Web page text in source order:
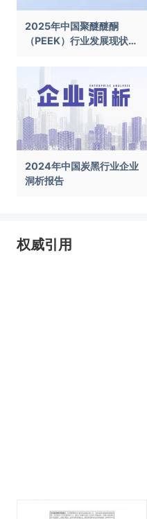
2025年中国聚醚醚酮
（PEEK）行业发展现状及
2024年中国炭黑行业企业
洞析报告
权威引用